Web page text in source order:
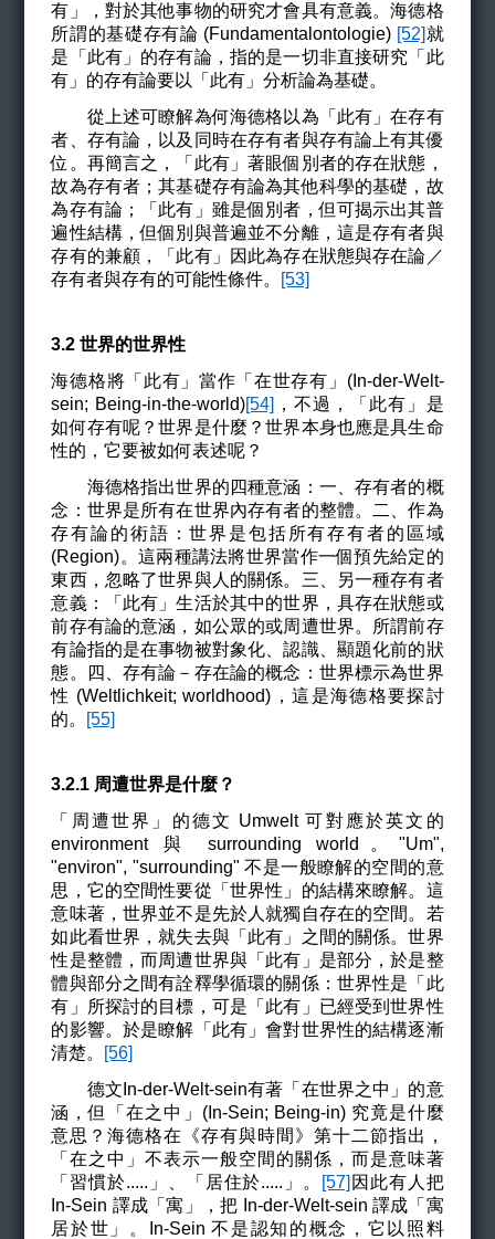
有」，對於其他事物的研究才會具有意義。海德格
所謂的基礎存有論 (Fundamentalontologie) [52] 就
是 「此有」的存有論，指的是一切非直接研究「此
有」的存有論要以「此有」分析論為基礎。
從上述可瞭解為何海德格以為「此有」在存有
者、存有論，以及同時在存有者與存有論上有其優
位。再簡言之，「此有」著眼個別者的存在狀態，
故為存有者；其基礎存有論為其他科學的基礎，故
為存有論；「此有」雖是個別者，但可揭示出其普
遍性結構，但個別與普遍並不分離，這是存有者與
存有的兼顧，「此有」因此為存在狀態與存在論／
存有者與存有的可能性條件。 [53]
3.2 世界的世界性
海德格將「此有」 當作「在世存有」(In-der-Welt-
sein; Being-in-the-world)[54] ，不過， 「此有」 是
如何存有呢？世界是什麼？世界本身也應是具生命
性的，它要被如何表述呢？
海德格指出世界的四種意涵：一、存有者的概
念：世界是所有在世界內存有者的整體。二、作為
存有論的術語：世界是包括所有存有者的區域
(Region)。這兩種講法將世界當作一個預先給定的
東西，忽略了世界與人的關係。三、另一種存有者
意義：「此有」生活於其中的世界，具存在狀態或
前存有論的意涵，如公眾的或周遭世界。所謂前存
有論指的是在事物被對象化、認識、顯題化前的狀
態。四、存有論－存在論的概念：世界標示為世界
性 (Weltlichkeit;worldhood) ，這是海德格要探討
的。 [55]
3.2.1 周遭世界是什麼？
「周遭世界」的德文 Umwelt 可對應於英文的
environment與 surrounding world 。 "Um",
"environ", "surrounding"不是一般瞭解的空間的意
思，它的空間性要從「世界性」的結構來瞭解。這
意味著，世界並不是先於人就獨自存在的空間。若
如此看世界，就失去與「此有」 之間的關係。世界
性是整體，而周遭世界與 「此有」 是部分，於是整
體與部分之間有詮釋學循環的關係：世界性是 「此
有」
所探討的目標，可是 「此有」 已經受到世界性
的影響。於是瞭解 「此有」會對世界性的結構逐漸
清楚。 [56]
德文In-der-Welt-sein有著「在世界之中」的意
涵，但「在之中」(In-Sein; Being-in) 究竟是什麼
意思？海德格在《存有與時間》第十二節指出，
「在之中」不表示一般空間的關係，而是意味著
「習慣於.....」、「居住於.....」。
[57] 因此有人把
In-Sein 譯成「寓」，把 In-der-Welt-sein 譯成「寓
居於世」。In-Sein 不是認知的概念，它以照料